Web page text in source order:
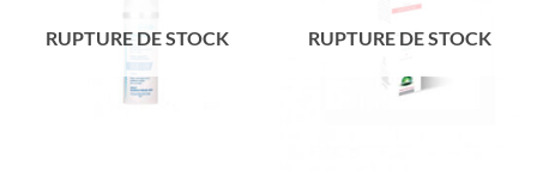
RUPTURE DE STOCK RUPTURE DE STOCK